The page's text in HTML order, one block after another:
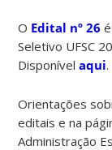
O Edital nº 26
Seletivo UFSC
Disponívelaqui.
Orientações
editais e na
Administração